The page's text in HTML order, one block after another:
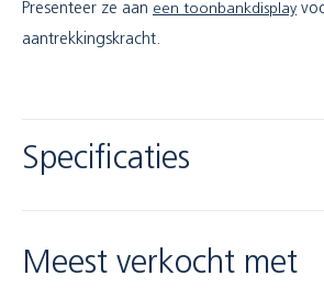
Presenteer ze aan een toonbankdisplay
aantrekkingskracht.
Specificaties
Meest verkocht met